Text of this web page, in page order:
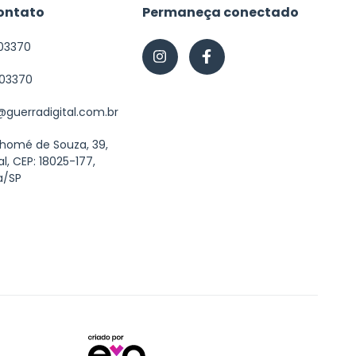
de Souza, 39,
CEP: 18025-177,
SP
Permaneça conectado